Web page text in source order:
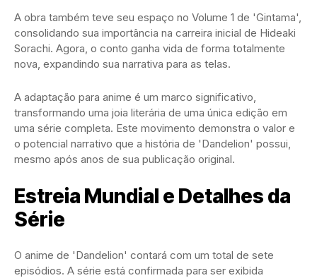
A obra também teve seu espaço no Volume 1 de 'Gintama',
consolidando sua importância na carreira inicial de Hideaki
Sorachi. Agora, o conto ganha vida de forma totalmente
nova, expandindo sua narrativa para as telas.
A adaptação para anime é um marco significativo,
transformando uma joia literária de uma única edição em
uma série completa. Este movimento demonstra o valor e
o potencial narrativo que a história de 'Dandelion' possui,
mesmo após anos de sua publicação original.
Estreia Mundial e Detalhes da
Série
O anime de 'Dandelion' contará com um total de sete
episódios. A série está confirmada para ser exibida